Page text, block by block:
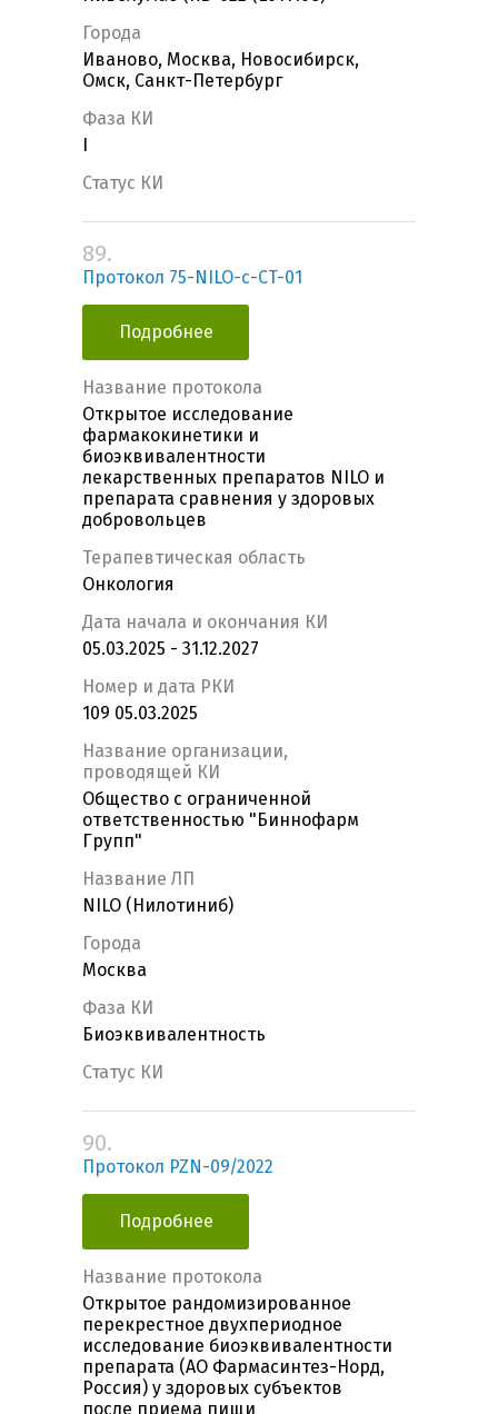
Города
Иваново, Москва, Новосибирск,
Омск, Санкт-Петербург
Фаза КИ
Статус КИ
89.
Протокол 75-NILO-с-CT-01
Подробнее
Название протокола
Открытое исследование
фармакокинетики и
биоэквивалентности
лекарственных препаратов NILO и
препарата сравнения у здоровых
добровольцев
Терапевтическая область
Онкология
Дата начала и окончания КИ
05.03.2025 - 31.12.2027
Номер и дата РКИ
109 05.03.2025
Название организации,
проводящей КИ
Общество с ограниченной
ответственностью "Биннофарм
Групп"
Название ЛП
NILO (Нилотиниб)
Города
Москва
Фаза КИ
Биоэквивалентность
Статус КИ
90.
Протокол PZN-09/2022
Подробнее
Название протокола
Открытое рандомизированное
перекрестное двухпериодное
исследование биоэквивалентности
препарата (АО Фармасинтез-Норд,
Россия) у здоровых субъектов
после приема пищи